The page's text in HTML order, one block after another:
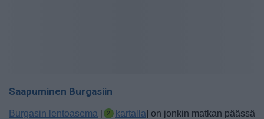
Saapuminen Burgasiin
Burgasin lentoasema [ kartalla] on jonkin matkan päässä